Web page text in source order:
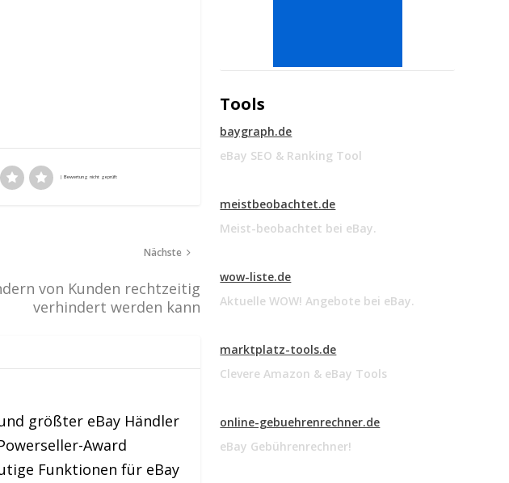
Nächste
von Kunden rechtzeitig
verhindert werden kann
größter eBay Händler
Award
Funktionen für eBay
Tools
baygraph.de
eBay SEO & Ranking Tool
meistbeobachtet.de
Meist-beobachtet bei eBay.
wow-liste.de
Aktuelle WOW! Angebote bei eBay.
marktplatz-tools.de
Clevere Amazon & eBay Tools
online-gebuehrenrechner.de
eBay Gebührenrechner!